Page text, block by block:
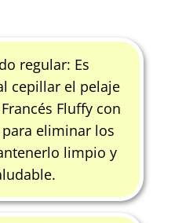
regular: Es
cepillar el pelaje
Fluffy con
eliminar los
limpio y